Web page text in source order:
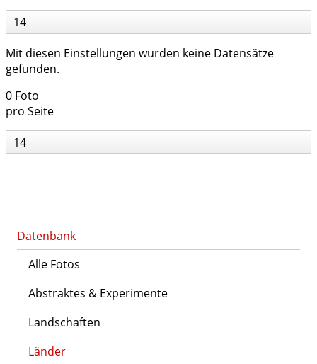
Datenbank
Alle Fotos
Abstraktes & Experimente
Landschaften
Länder
14
Mit diesen Einstellungen wurden keine Datensätze
gefunden.
0 Foto
pro Seite
14